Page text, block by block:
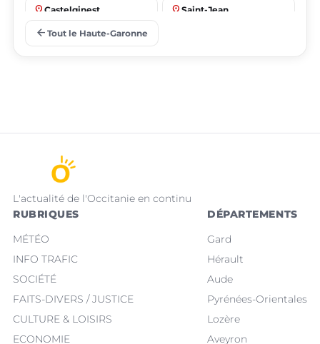
place Castelginest place Saint-Jean
place Villeneuve-Tolosane
arrow_back Tout le Haute-Garonne
L'actualité de l'Occitanie en continu
RUBRIQUES
MÉTÉO
INFO TRAFIC
SOCIÉTÉ
FAITS-DIVERS / JUSTICE
CULTURE & LOISIRS
ECONOMIE
DÉPARTEMENTS
Gard
Hérault
Aude
Pyrénées-Orientales
Lozère
Aveyron